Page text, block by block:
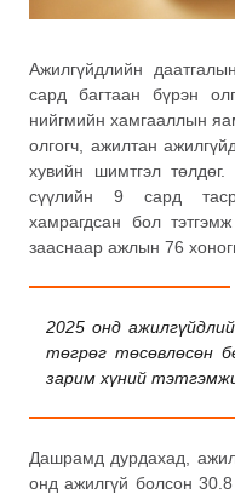
Ажилгүйдлийн
сард багтаан бүрэн
нийгмийн хамгааллын
олгогч, ажилтан
хувийн шимтгэл
сүүлийн 9 сард
хамрагдсан бол
зааснаар ажлын 76
2025 онд
төгрөг төсөвлөсөн
зарим хүний
Дашрамд дурдахад,
онд ажилгүй болсон